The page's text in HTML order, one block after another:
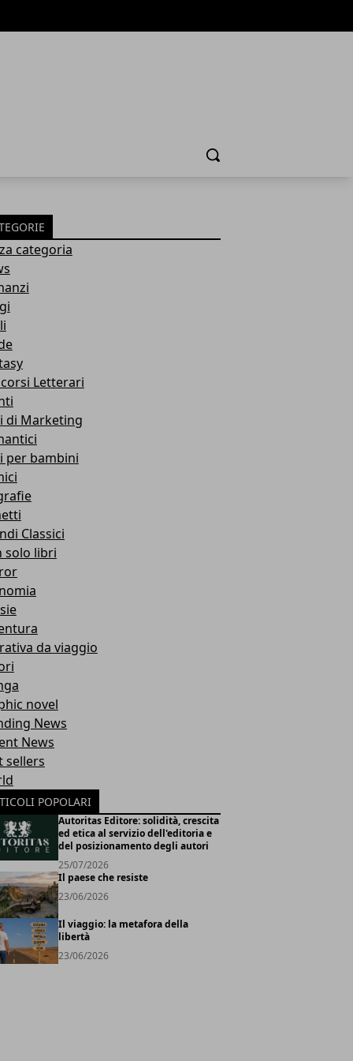
Cerca
categoria
Letterari
di Marketing
per bambini
Classici
solo libri
da viaggio
novel
News
News
sellers
POPOLARI
Autoritas Editore: solidità, crescita
ed etica al servizio dell'editoria e
del posizionamento degli autori
25/07/2026
Il paese che resiste
23/06/2026
Il viaggio: la metafora della
libertà
23/06/2026